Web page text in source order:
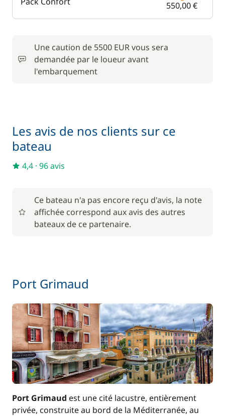
550,00 €
Une caution de 5500 EUR vous sera
demandée par le loueur avant
l'embarquement
Les avis de nos clients sur ce
bateau
4,4 · 96 avis
Ce bateau n'a pas encore reçu d'avis, la note
affichée correspond aux avis des autres
bateaux de ce partenaire.
Port Grimaud
Port Grimaud est une cité lacustre, entièrement
privée, construite au bord de la Méditerranée, au